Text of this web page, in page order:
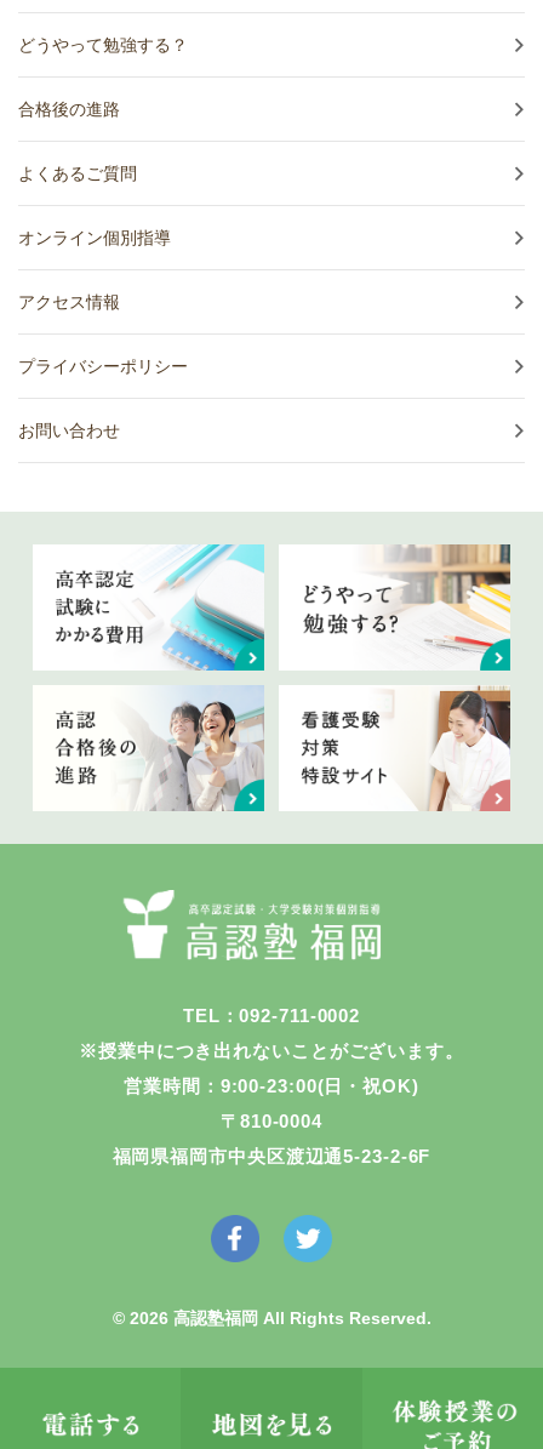
どうやって勉強する？
合格後の進路
よくあるご質問
オンライン個別指導
アクセス情報
プライバシーポリシー
お問い合わせ
TEL：092-711-0002
※授業中につき出れないことがございます。
営業時間：9:00-23:00(日・祝OK)
〒810-0004
福岡県福岡市中央区渡辺通5-23-2-6F
© 2026 高認塾福岡 All Rights Reserved.